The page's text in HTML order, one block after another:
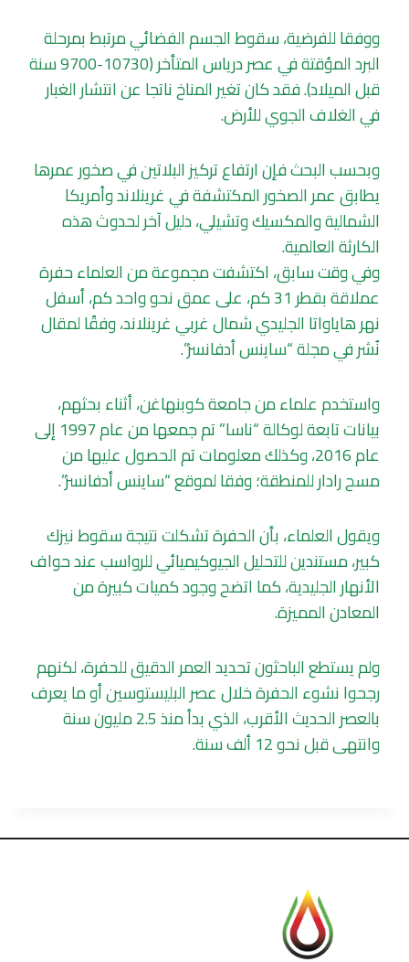
ووفقا للفرضية، سقوط الجسم الفضائي مرتبط بمرحلة
البرد المؤقتة في عصر درياس المتأخر (10730-9700 سنة
قبل الميلاد). فقد كان تغير المناخ ناتجا عن انتشار الغبار
في الغلاف الجوي للأرض.
وبحسب البحث فإن ارتفاع تركيز البلاتين في صخور عمرها
يطابق عمر الصخور المكتشفة في غرينلاند وأمريكا
الشمالية والمكسيك وتشيلي، دليل آخر لحدوث هذه
الكارثة العالمية.
وفي وقت سابق، اكتشفت مجموعة من العلماء حفرة
عملاقة بقطر 31 كم، على عمق نحو واحد كم، أسفل
نهر هاياواتا الجليدي شمال غربي غرينلاند، وفقًا لمقال
نُشر في مجلة “ساينس أدفانسز”.
واستخدم علماء من جامعة كوبنهاغن، أثناء بحثهم،
بيانات تابعة لوكالة “ناسا” تم جمعها من عام 1997 إلى
عام 2016، وكذلك معلومات تم الحصول عليها من
مسح رادار للمنطقة؛ وفقا لموقع “ساينس أدفانسز”.
ويقول العلماء، بأن الحفرة تشكلت نتيجة سقوط نيزك
كبير، مستندين للتحليل الجيوكيميائي للرواسب عند حواف
الأنهار الجليدية، كما اتضح وجود كميات كبيرة من
المعادن المميزة.
ولم يستطع الباحثون تحديد العمر الدقيق للحفرة، لكنهم
رجحوا نشوء الحفرة خلال عصر البليستوسين أو ما يعرف
بالعصر الحديث الأقرب، الذي بدأ منذ 2.5 مليون سنة
وانتهى قبل نحو 12 ألف سنة.